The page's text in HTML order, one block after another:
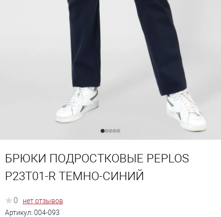
БРЮКИ ПОДРОСТКОВЫЕ PEPLOS
P23T01-R ТЕМНО-СИНИЙ
0
нет отзывов
Артикул: 004-093